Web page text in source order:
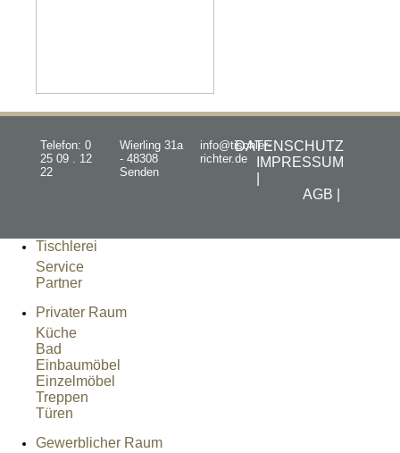
Telefon: 0
25 09 . 12
22
Wierling 31a
- 48308
Senden
info@tischler-
richter.de
DATENSCHUTZ
IMPRESSUM
AGB |
Tischlerei
Service
Partner
Privater Raum
Küche
Bad
Einbaumöbel
Einzelmöbel
Treppen
Türen
Gewerblicher Raum